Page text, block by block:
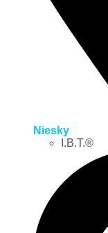
Niesky
I.B.T.®